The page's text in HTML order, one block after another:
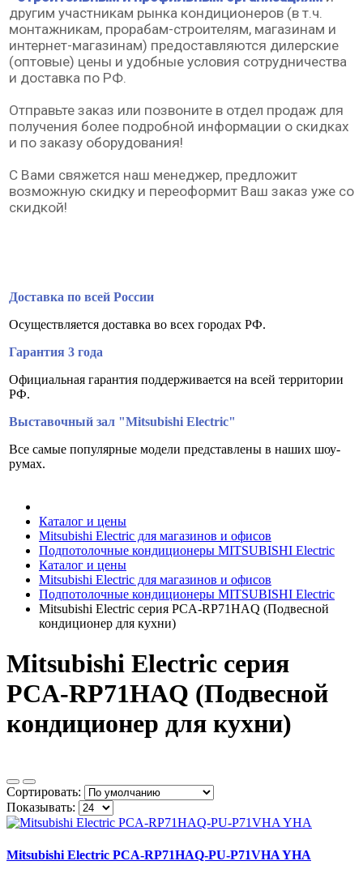
другим участникам рынка кондиционеров (в т.ч.
монтажникам, прорабам-строителям, магазинам и
интернет-магазинам) предоставляются дилерские
(оптовые) цены и удобные условия сотрудничества
и доставка по РФ.
Отправьте заказ или позвоните в отдел продаж для
получения более подробной информации о скидках
и по заказу оборудования!
С Вами свяжется наш менеджер, предложит
возможную скидку и переоформит Ваш заказ уже со
скидкой!
Доставка по всей России
Осуществляется доставка во всех городах РФ.
Гарантия 3 года
Официальная гарантия поддерживается на всей территории
РФ.
Выставочный зал "Mitsubishi Electric"
Все самые популярные модели представлены в наших шоу-
румах.
Каталог и цены
Mitsubishi Electric для магазинов и офисов
Подпотолочные кондиционеры MITSUBISHI Electric
Каталог и цены
Mitsubishi Electric для магазинов и офисов
Подпотолочные кондиционеры MITSUBISHI Electric
Mitsubishi Electric серия PCA-RP71HAQ (Подвесной
кондиционер для кухни)
Mitsubishi Electric серия
PCA-RP71HAQ (Подвесной
кондиционер для кухни)
Сортировать:
Показывать:
Mitsubishi Electric PCA-RP71HAQ-PU-P71VHA YHA